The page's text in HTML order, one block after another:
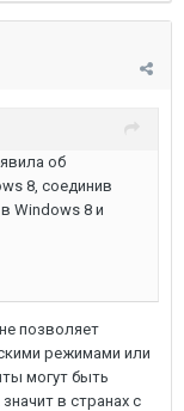
об
8, соединив
Windows 8 и
позволяет
режимами или
могут быть
в странах с